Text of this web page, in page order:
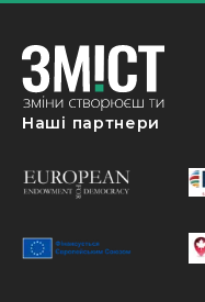
Наші партнери